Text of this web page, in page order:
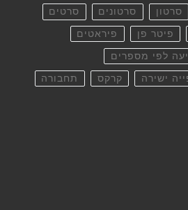
סרטון סרטונים סרטים
פיטר פן פיראטים
לפי מספרים
ישירה קרקס תחבורה